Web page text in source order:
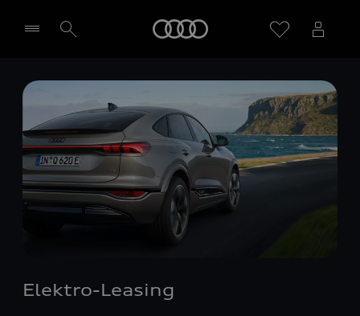
Händler wählen
Elektro-Leasing